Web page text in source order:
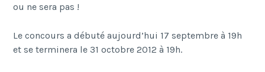
ou ne sera pas !
Le concours a débuté aujourd’hui 17 septembre à 19h
et se terminera le 31 octobre 2012 à 19h.